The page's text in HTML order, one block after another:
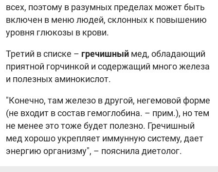
всех, поэтому в разумных пределах может быть
включен в меню людей, склонных к повышению
уровня глюкозы в крови.
Третий в списке – гречишный мед, обладающий
приятной горчинкой и содержащий много железа
и полезных аминокислот.
"Конечно, там железо в другой, негемовой форме
(не входит в состав гемоглобина. – прим.), но тем
не менее это тоже будет полезно. Гречишный
мед хорошо укрепляет иммунную систему, дает
энергию организму", – пояснила диетолог.